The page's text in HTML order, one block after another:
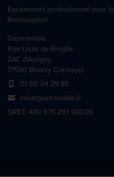
Equipement professionnel pour la
Restauration
Gastronoble
Rue Louis de Broglie
ZAC d'Arvigny
77550 Moissy Cramayel
01 60 34 29 85
info@gastronoble.fr
SIRET: 480 675 297 00026